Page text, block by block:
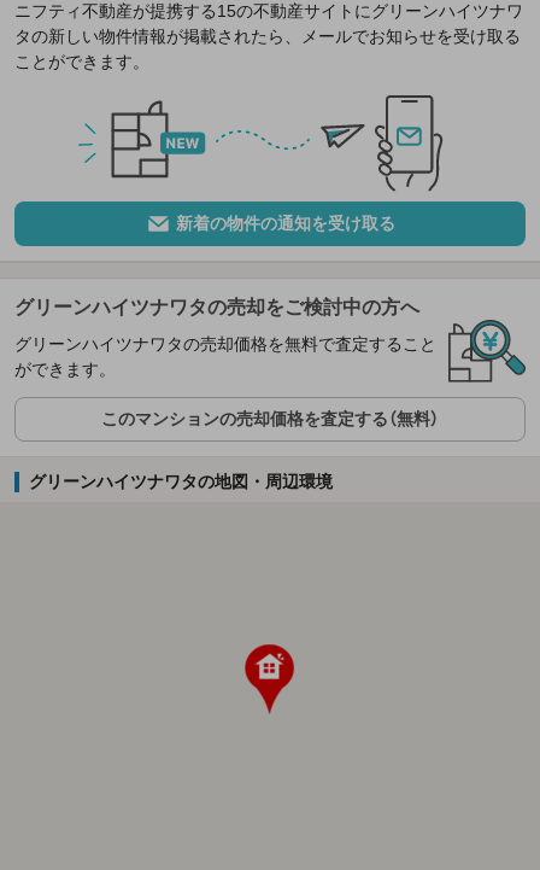
ニフティ不動産が提携する15の不動産サイトにグリーンハイツナワ
タの新しい物件情報が掲載されたら、メールでお知らせを受け取る
ことができます。
新着の物件の通知を受け取る
グリーンハイツナワタの売却をご検討中の方へ
グリーンハイツナワタの売却価格を無料で査定すること
ができます。
このマンションの売却価格を査定する（無料）
グリーンハイツナワタの地図・周辺環境